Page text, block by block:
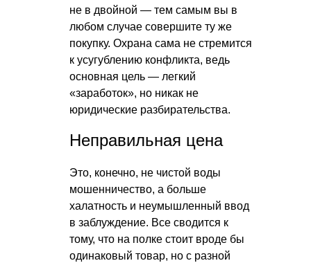
не в двойной — тем самым вы в
любом случае совершите ту же
покупку. Охрана сама не стремится
к усугублению конфликта, ведь
основная цель — легкий
«заработок», но никак не
юридические разбирательства.
Неправильная цена
Это, конечно, не чистой воды
мошенничество, а больше
халатность и неумышленный ввод
в заблуждение. Все сводится к
тому, что на полке стоит вроде бы
одинаковый товар, но с разной